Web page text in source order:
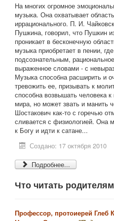
На многих огромное
музыка. Она охватывает
иррационального. П. И.
Пушкина, говорил, что Пушкин
проникает в бесконечную
музыка приобретает в пении,
подсознательным,
выраженное словами - с
Музыка способна расширить и
тревожить ее, призывать к
способна возвышать человека
мира, но может звать и манить
Шостакович как-то с горечью
сливается с физиологией. Она
к Богу и идти к сатане...
Создано: 17 октября 2010
Подробнее...
Что читать родителям
Профессор, протоиерей Глеб